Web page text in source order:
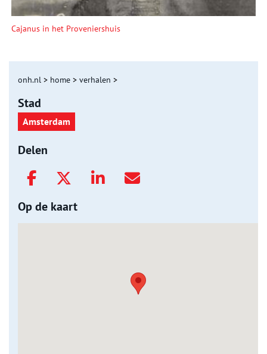
Cajanus in het Proveniershuis
onh.nl > home > verhalen >
Stad
Amsterdam
Delen
Op de kaart